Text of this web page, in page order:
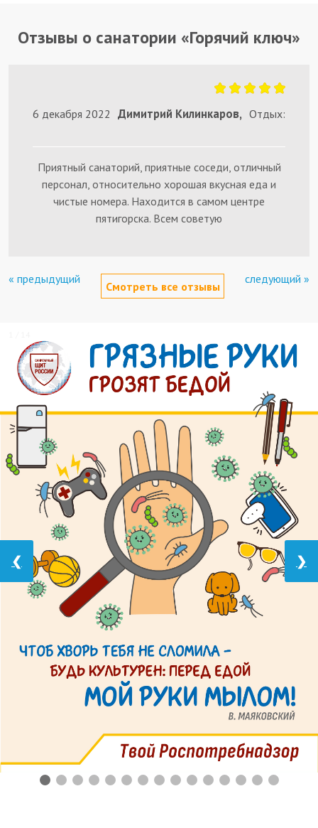
Отзывы о санатории «Горячий ключ»
6 декабря 2022 Димитрий Килинкаров, Отдых:
Приятный санаторий, приятные соседи, отличный
персонал, относительно хорошая вкусная еда и
чистые номера. Находится в самом центре
пятигорска. Всем советую
« предыдущий
Смотреть все отзывы
следующий »
❮ ❯